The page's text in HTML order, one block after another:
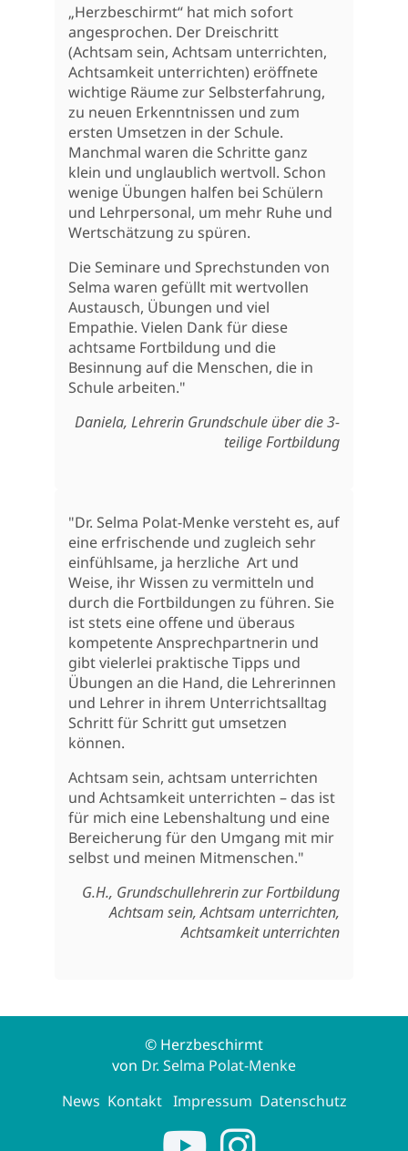
„Herzbeschirmt“ hat mich sofort
angesprochen. Der Dreischritt
(Achtsam sein, Achtsam unterrichten,
Achtsamkeit unterrichten) eröffnete
wichtige Räume zur Selbsterfahrung,
zu neuen Erkenntnissen und zum
ersten Umsetzen in der Schule.
Manchmal waren die Schritte ganz
klein und unglaublich wertvoll. Schon
wenige Übungen halfen bei Schülern
und Lehrpersonal, um mehr Ruhe und
Wertschätzung zu spüren.
Die Seminare und Sprechstunden von
Selma waren gefüllt mit wertvollen
Austausch, Übungen und viel
Empathie. Vielen Dank für diese
achtsame Fortbildung und die
Besinnung auf die Menschen, die in
Schule arbeiten."
Daniela, Lehrerin Grundschule über die 3-
teilige Fortbildung
"Dr. Selma Polat-Menke versteht es, auf
eine erfrischende und zugleich sehr
einfühlsame, ja herzliche Art und
Weise, ihr Wissen zu vermitteln und
durch die Fortbildungen zu führen. Sie
ist stets eine offene und überaus
kompetente Ansprechpartnerin und
gibt vielerlei praktische Tipps und
Übungen an die Hand, die Lehrerinnen
und Lehrer in ihrem Unterrichtsalltag
Schritt für Schritt gut umsetzen
können.
Achtsam sein, achtsam unterrichten
und Achtsamkeit unterrichten – das ist
für mich eine Lebenshaltung und eine
Bereicherung für den Umgang mit mir
selbst und meinen Mitmenschen."
G.H., Grundschullehrerin zur Fortbildung
Achtsam sein, Achtsam unterrichten,
Achtsamkeit unterrichten
© Herzbeschirmt
von Dr. Selma Polat-Menke
News Kontakt Impressum Datenschutz